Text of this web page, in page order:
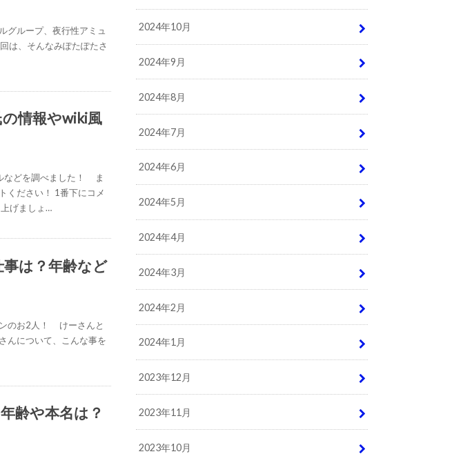
グループ、夜行性アミュ
は、そんなみぽたぽたさ
情報やwiki風
などを調べました！ ま
ください！ 1番下にコメ
げましょ…
は？年齢など
のお2人！ けーさんと
んについて、こんな事を
齢や本名は？
2024年10月
2024年9月
2024年8月
2024年7月
2024年6月
2024年5月
2024年4月
2024年3月
2024年2月
2024年1月
2023年12月
2023年11月
2023年10月